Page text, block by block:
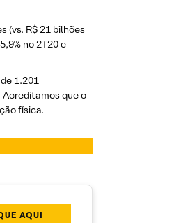
(vs. R$ 21 bilhões
no 2T20 e
1.201
que o
física.
AQUI